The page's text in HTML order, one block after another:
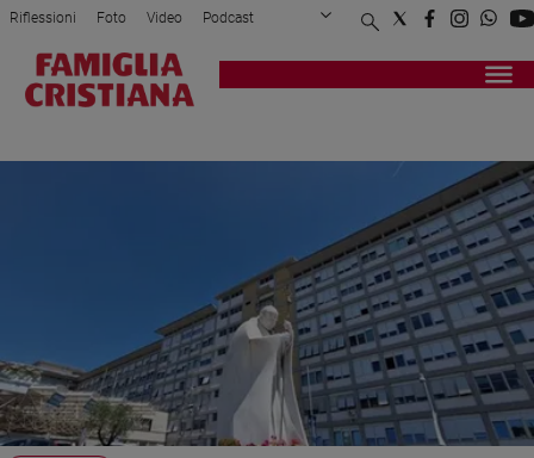
Attualità
Sport
Interviste
Papa
Riflessioni Foto Video Podcast
Privacy Policy Chi siamo
Registrati Redazione